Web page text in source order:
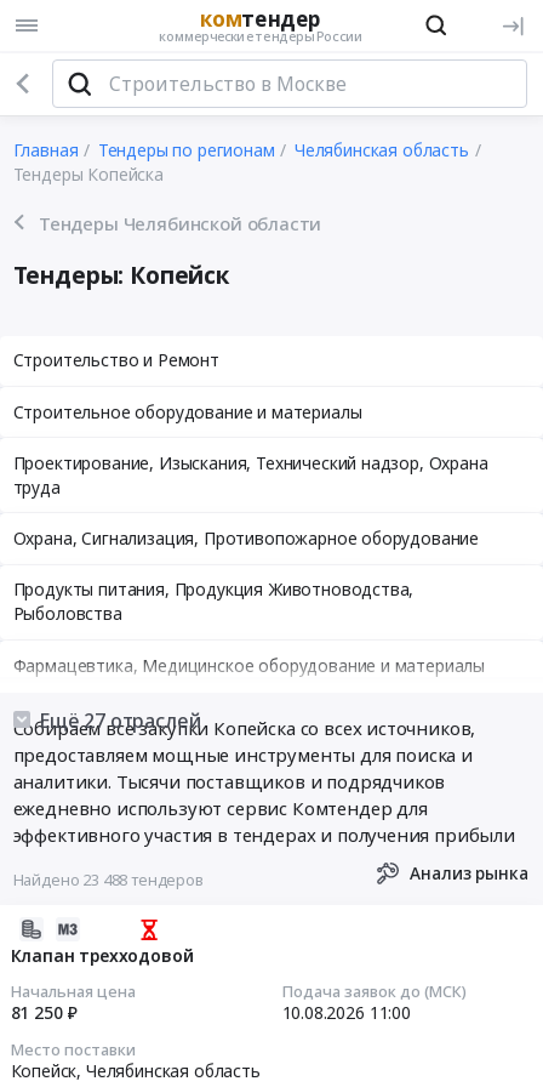
комтендер
коммерческие тендеры России
Главная Тендеры по регионам
Челябинская область
Тендеры Копейска
Тендеры Челябинской области
Тендеры: Копейск
Ещё 27 отраслей
Строительство и Ремонт
Строительное оборудование и материалы
Проектирование, Изыскания, Технический надзор, Охрана
труда
Охрана, Сигнализация, Противопожарное оборудование
Продукты питания, Продукция Животноводства,
Рыболовства
Фармацевтика, Медицинское оборудование и материалы
Медицинские и Оздоровительные услуги
Мебель, Компьютеры и Периферия, Канцтовары, Бытовая
техника
Связь, Информационные технологии
Грузовые и пассажирские перевозки, Транспортные услуги
Полиграфия
Реклама, Дизайн, Маркетинг, Теле и радиовещание
Топливо, Уголь, Продукция нефтепереработки
Собираем все закупки Копейска со всех источников,
предоставляем мощные инструменты для поиска и
аналитики. Тысячи поставщиков и подрядчиков
ежедневно используют сервис Комтендер для
эффективного участия в тендерах и получения прибыли
Найдено 23 488 тендеров Анализ рынка
Клапан трехходовой
Начальная цена
81 250 ₽
Подача заявок до (МСК)
10.08.2026 11:00
Место поставки
Копейск, Челябинская область